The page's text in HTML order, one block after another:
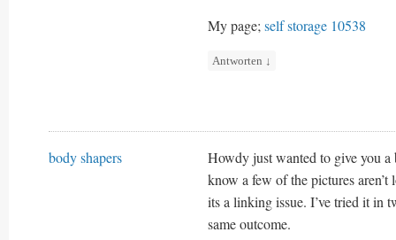
My page;self storage 10538
Antworten ↓
body shapers
Howdy just wanted to give you a
know a few of the pictures
its a linking issue. I’ve tried it in
same outcome.